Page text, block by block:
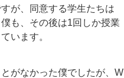
が、同意する学生たちは
も、その後は1回しか授業
います。
がなかった僕でしたが、W